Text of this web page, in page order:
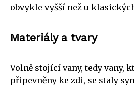
obvykle vyšší než u
Materiály a tvary
Volně stojící vany, tedy vany,
připevněny ke zdi, se staly